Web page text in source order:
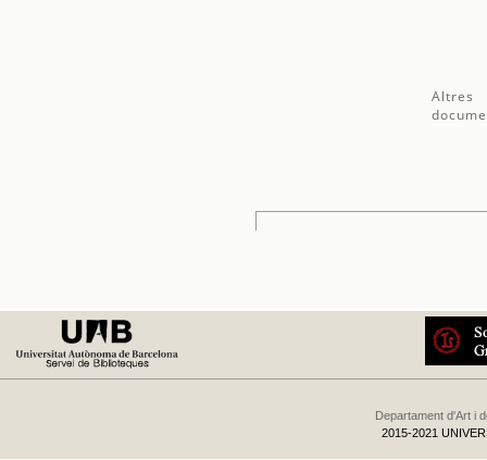
Altres
Departament d'Art i
2015-2021